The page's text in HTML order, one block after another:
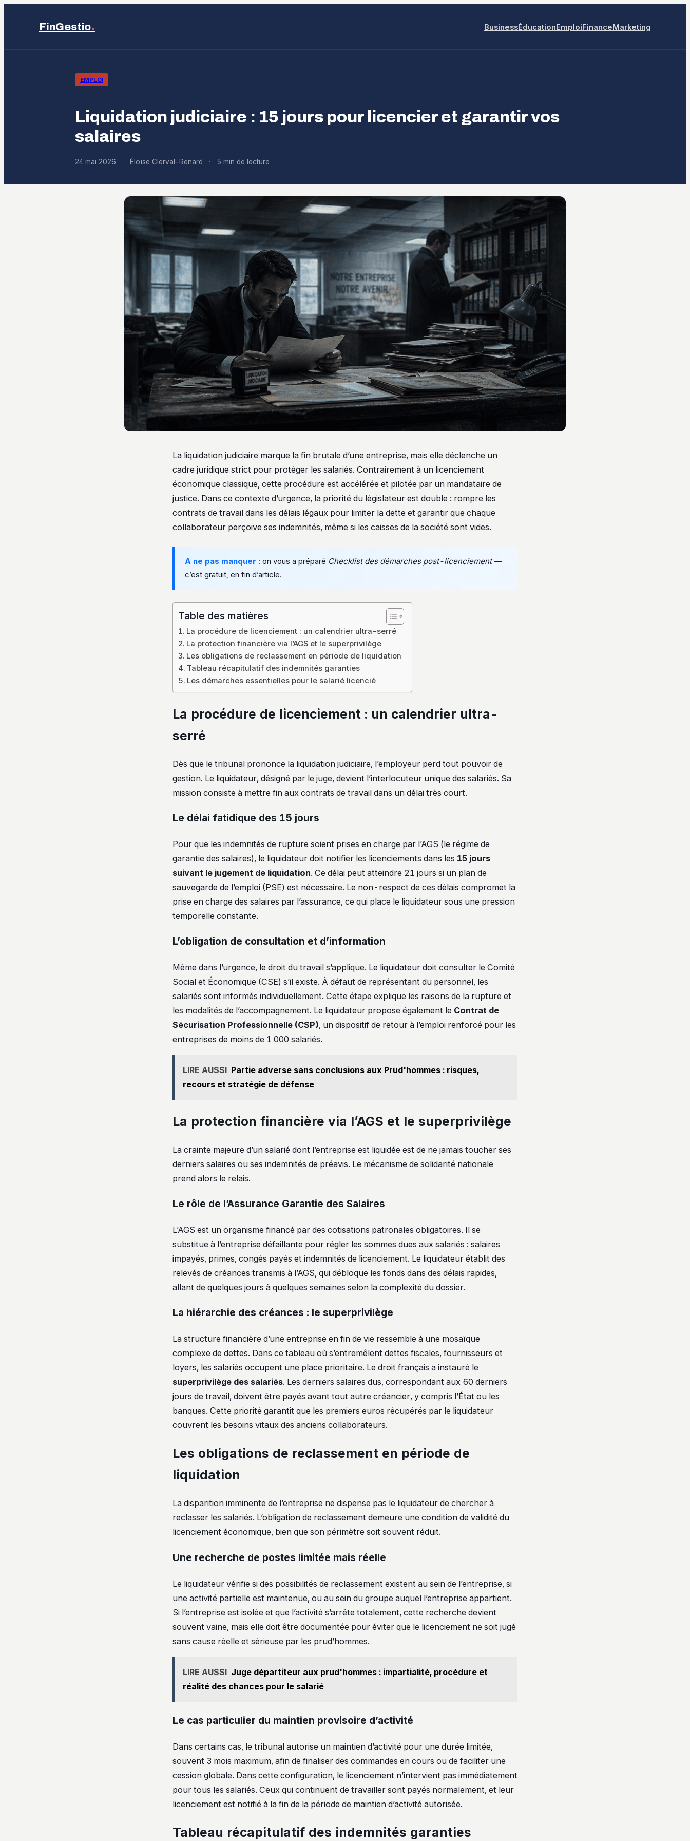
FinGestio. BusinessÉducationEmploiFinanceMarketing
EMPLOI
Liquidation judiciaire : 15 jours pour licencier et garantir vos
salaires
24 mai 2026 · Éloïse Clerval-Renard · 5 min de lecture
La liquidation judiciaire marque la fin brutale d’une entreprise, mais elle déclenche un
cadre juridique strict pour protéger les salariés. Contrairement à un licenciement
économique classique, cette procédure est accélérée et pilotée par un mandataire de
justice. Dans ce contexte d’urgence, la priorité du législateur est double : rompre les
contrats de travail dans les délais légaux pour limiter la dette et garantir que chaque
collaborateur perçoive ses indemnités, même si les caisses de la société sont vides.
A ne pas manquer : on vous a préparé Checklist des démarches post-licenciement—
c’est gratuit, en fin d’article.
Table des matières
La procédure de licenciement : un calendrier ultra-serré
La protection financière via l’AGS et le superprivilège
Les obligations de reclassement en période de liquidation
Tableau récapitulatif des indemnités garanties
Les démarches essentielles pour le salarié licencié
La procédure de licenciement : un calendrier ultra-
serré
Dès que le tribunal prononce la liquidation judiciaire, l’employeur perd tout pouvoir de
gestion. Le liquidateur, désigné par le juge, devient l’interlocuteur unique des salariés. Sa
mission consiste à mettre fin aux contrats de travail dans un délai très court.
Le délai fatidique des 15 jours
Pour que les indemnités de rupture soient prises en charge par l’AGS (le régime de
garantie des salaires), le liquidateur doit notifier les licenciements dans les 15 jours
suivant le jugement de liquidation. Ce délai peut atteindre 21 jours si un plan de
sauvegarde de l’emploi (PSE) est nécessaire. Le non-respect de ces délais compromet la
prise en charge des salaires par l’assurance, ce qui place le liquidateur sous une pression
temporelle constante.
L’obligation de consultation et d’information
Même dans l’urgence, le droit du travail s’applique. Le liquidateur doit consulter le Comité
Social et Économique (CSE) s’il existe. À défaut de représentant du personnel, les
salariés sont informés individuellement. Cette étape explique les raisons de la rupture et
les modalités de l’accompagnement. Le liquidateur propose également le Contrat de
Sécurisation Professionnelle (CSP), un dispositif de retour à l’emploi renforcé pour les
entreprises de moins de 1 000 salariés.
LIRE AUSSI Partie adverse sans conclusions aux Prud'hommes : risques,
recours et stratégie de défense
La protection financière via l’AGS et le superprivilège
La crainte majeure d’un salarié dont l’entreprise est liquidée est de ne jamais toucher ses
derniers salaires ou ses indemnités de préavis. Le mécanisme de solidarité nationale
prend alors le relais.
Le rôle de l’Assurance Garantie des Salaires
L’AGS est un organisme financé par des cotisations patronales obligatoires. Il se
substitue à l’entreprise défaillante pour régler les sommes dues aux salariés : salaires
impayés, primes, congés payés et indemnités de licenciement. Le liquidateur établit des
relevés de créances transmis à l’AGS, qui débloque les fonds dans des délais rapides,
allant de quelques jours à quelques semaines selon la complexité du dossier.
La hiérarchie des créances : le superprivilège
La structure financière d’une entreprise en fin de vie ressemble à une mosaïque
complexe de dettes. Dans ce tableau où s’entremêlent dettes fiscales, fournisseurs et
loyers, les salariés occupent une place prioritaire. Le droit français a instauré le
superprivilège des salariés. Les derniers salaires dus, correspondant aux 60 derniers
jours de travail, doivent être payés avant tout autre créancier, y compris l’État ou les
banques. Cette priorité garantit que les premiers euros récupérés par le liquidateur
couvrent les besoins vitaux des anciens collaborateurs.
Les obligations de reclassement en période de
liquidation
La disparition imminente de l’entreprise ne dispense pas le liquidateur de chercher à
reclasser les salariés. L’obligation de reclassement demeure une condition de validité du
licenciement économique, bien que son périmètre soit souvent réduit.
Une recherche de postes limitée mais réelle
Le liquidateur vérifie si des possibilités de reclassement existent au sein de l’entreprise, si
une activité partielle est maintenue, ou au sein du groupe auquel l’entreprise appartient.
Si l’entreprise est isolée et que l’activité s’arrête totalement, cette recherche devient
souvent vaine, mais elle doit être documentée pour éviter que le licenciement ne soit jugé
sans cause réelle et sérieuse par les prud’hommes.
LIRE AUSSI Juge départiteur aux prud'hommes : impartialité, procédure et
réalité des chances pour le salarié
Le cas particulier du maintien provisoire d’activité
Dans certains cas, le tribunal autorise un maintien d’activité pour une durée limitée,
souvent 3 mois maximum, afin de finaliser des commandes en cours ou de faciliter une
cession globale. Dans cette configuration, le licenciement n’intervient pas immédiatement
pour tous les salariés. Ceux qui continuent de travailler sont payés normalement, et leur
licenciement est notifié à la fin de la période de maintien d’activité autorisée.
Tableau récapitulatif des indemnités garanties